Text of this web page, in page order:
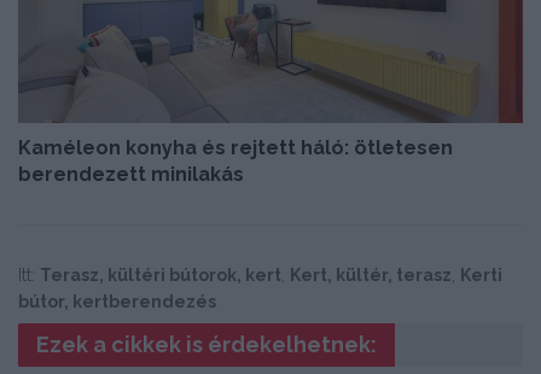
Kaméleon konyha és rejtett háló: ötletesen
berendezett minilakás
Itt: Terasz, kültéri bútorok, kert, Kert, kültér, terasz, Kerti
bútor, kertberendezés
Ezek a cikkek is érdekelhetnek: